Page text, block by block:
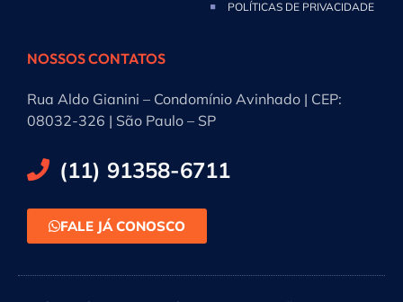
POLÍTICAS DE PRIVACIDADE
NOSSOS CONTATOS
Rua Aldo Gianini – Condomínio Avinhado | CEP:
08032-326 | São Paulo – SP
(11) 91358-6711
FALE JÁ CONOSCO